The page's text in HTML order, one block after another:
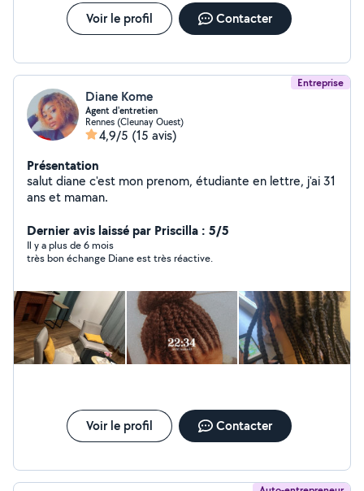
Voir le profil Contacter
Entreprise
Diane Kome
Agent d'entretien
Rennes (Cleunay Ouest)
4,9/5 (15 avis)
Présentation
salut diane c'est mon prenom, étudiante en lettre, j'ai 31
ans et maman.
Dernier avis laissé par Priscilla : 5/5
Il y a plus de 6 mois
très bon échange Diane est très réactive.
Voir le profil Contacter